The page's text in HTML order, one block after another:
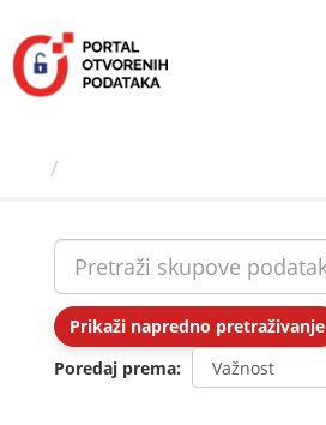
sadržaj
Prikaži napredno pretraživanje
Poredaj prema